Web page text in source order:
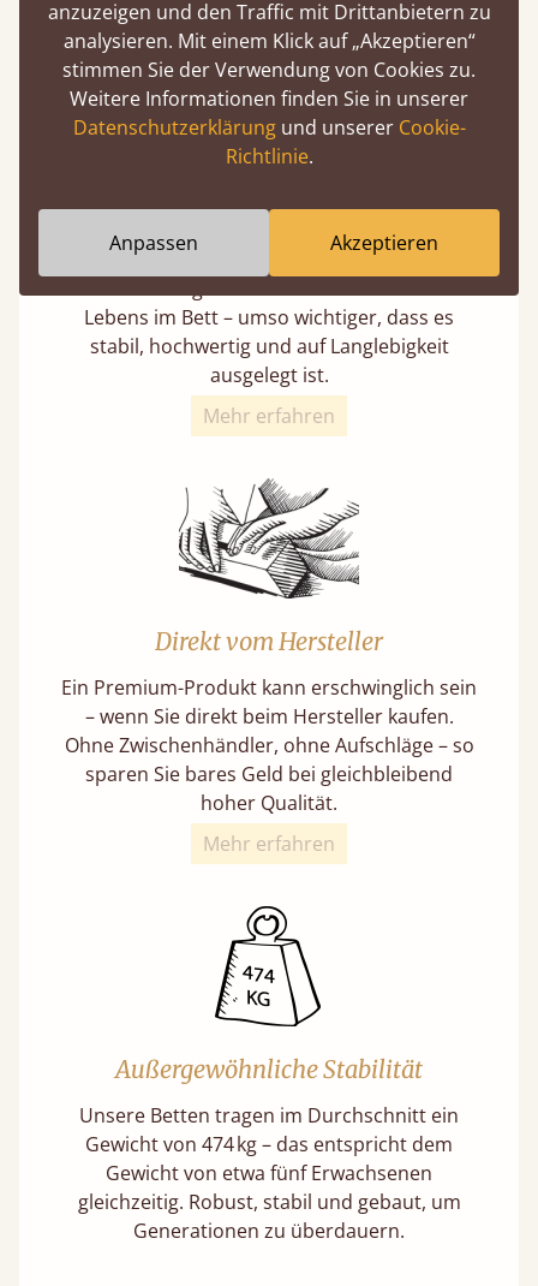
Kaufen Sie einmal – und seien Sie sicher, dass
Ihr Bett den Test der Zeit besteht.
Lebens im Bett – umso wichtiger, dass es
stabil, hochwertig und auf Langlebigkeit
ausgelegt ist.
Mehr erfahren
Direkt vom Hersteller
Ein Premium-Produkt kann erschwinglich sein
– wenn Sie direkt beim Hersteller kaufen.
Ohne Zwischenhändler, ohne Aufschläge – so
sparen Sie bares Geld bei gleichbleibend
hoher Qualität.
Mehr erfahren
Außergewöhnliche Stabilität
Unsere Betten tragen im Durchschnitt ein
Gewicht von 474 kg – das entspricht dem
Gewicht von etwa fünf Erwachsenen
gleichzeitig. Robust, stabil und gebaut, um
Generationen zu überdauern.
anzuzeigen und den Traffic mit Drittanbietern zu
analysieren. Mit einem Klick auf „Akzeptieren“
stimmen Sie der Verwendung von Cookies zu.
Weitere Informationen finden Sie in unserer
Datenschutzerklärungund unserer Cookie-
Richtlinie.
Anpassen Akzeptieren